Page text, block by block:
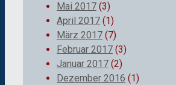
Mai 2017 (3)
April 2017 (1)
März 2017 (7)
Februar 2017 (3)
Januar 2017 (2)
Dezember 2016 (1)